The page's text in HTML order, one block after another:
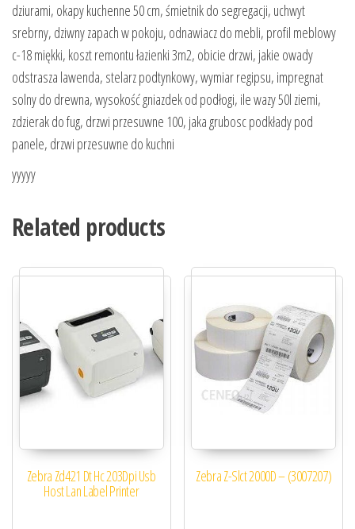
dziurami, okapy kuchenne 50 cm, śmietnik do segregacji, uchwyt
srebrny, dziwny zapach w pokoju, odnawiacz do mebli, profil meblowy
c-18 miękki, koszt remontu łazienki 3m2, obicie drzwi, jakie owady
odstrasza lawenda, stelarz podtynkowy, wymiar regipsu, impregnat
solny do drewna, wysokość gniazdek od podłogi, ile wazy 50l ziemi,
zdzierak do fug, drzwi przesuwne 100, jaka grubosc podkłady pod
panele, drzwi przesuwne do kuchni
yyyyy
Related products
Zebra Zd421 Dt Hc 203Dpi Usb
Host Lan Label Printer
Zebra Z-Slct 2000D – (3007207)